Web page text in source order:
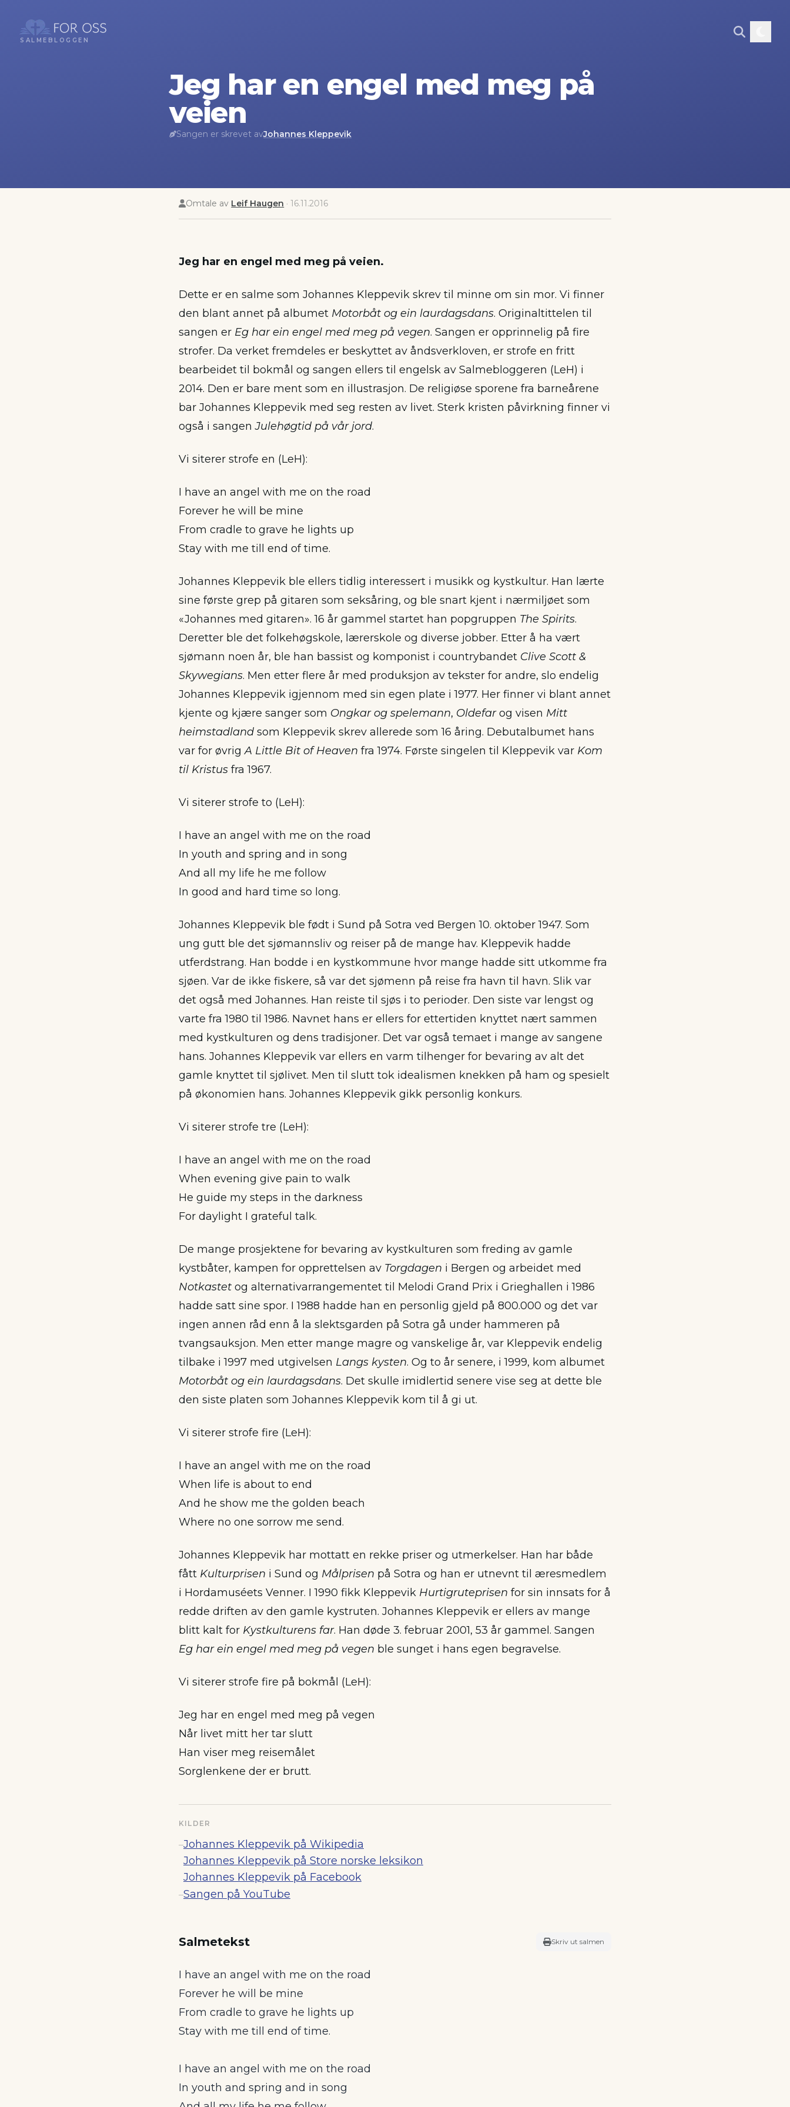
SALMEBLOGGEN
Jeg har en engel med meg på
veien
Sangen er skrevet avJohannes Kleppevik
Omtale av Leif Haugen ·16.11.2016
Jeg har en engel med meg på veien.
Dette er en salme som Johannes Kleppevik skrev til minne om sin mor. Vi finner
den blant annet på albumet Motorbåt og ein laurdagsdans. Originaltittelen til
sangen er Eg har ein engel med meg på vegen. Sangen er opprinnelig på fire
strofer. Da verket fremdeles er beskyttet av åndsverkloven, er strofe en fritt
bearbeidet til bokmål og sangen ellers til engelsk av Salmebloggeren (LeH) i
2014. Den er bare ment som en illustrasjon. De religiøse sporene fra barneårene
bar Johannes Kleppevik med seg resten av livet. Sterk kristen påvirkning finner vi
også i sangenJulehøgtid på vår jord.
Vi siterer strofe en (LeH):
I have an angel with me on the road
Forever he will be mine
From cradle to grave he lights up
Stay with me till end of time.
Johannes Kleppevik ble ellers tidlig interessert i musikk og kystkultur. Han lærte
sine første grep på gitaren som seksåring, og ble snart kjent i nærmiljøet som
«Johannes med gitaren». 16 år gammel startet han popgruppen The Spirits.
Deretter ble det folkehøgskole, lærerskole og diverse jobber. Etter å ha vært
sjømann noen år, ble han bassist og komponist i countrybandet Clive Scott &
Skywegians. Men etter flere år med produksjon av tekster for andre, slo endelig
Johannes Kleppevik igjennom med sin egen plate i 1977. Her finner vi blant annet
kjente og kjære sanger som Ongkar og spelemann, Oldefarog visen Mitt
heimstadland som Kleppevik skrev allerede som 16 åring. Debutalbumet hans
var for øvrigA Little Bit of Heaven fra 1974. Første singelen til Kleppevik var Kom
til Kristus fra 1967.
Vi siterer strofe to (LeH):
I have an angel with me on the road
In youth and spring and in song
And all my life he me follow
In good and hard time so long.
Johannes Kleppevik ble født i Sund på Sotra ved Bergen 10. oktober 1947. Som
ung gutt ble det sjømannsliv og reiser på de mange hav. Kleppevik hadde
utferdstrang. Han bodde i en kystkommune hvor mange hadde sitt utkomme fra
sjøen. Var de ikke fiskere, så var det sjømenn på reise fra havn til havn. Slik var
det også med Johannes. Han reiste til sjøs i to perioder. Den siste var lengst og
varte fra 1980 til 1986. Navnet hans er ellers for ettertiden knyttet nært sammen
med kystkulturen og dens tradisjoner. Det var også temaet i mange av sangene
hans. Johannes Kleppevik var ellers en varm tilhenger for bevaring av alt det
gamle knyttet til sjølivet. Men til slutt tok idealismen knekken på ham og spesielt
på økonomien hans. Johannes Kleppevik gikk personlig konkurs.
Vi siterer strofe tre (LeH):
I have an angel with me on the road
When evening give pain to walk
He guide my steps in the darkness
For daylight I grateful talk.
De mange prosjektene for bevaring av kystkulturen som freding av gamle
kystbåter, kampen for opprettelsen av Torgdagen i Bergen og arbeidet med
Notkastet og alternativarrangementet til Melodi Grand Prix i Grieghallen i 1986
hadde satt sine spor. I 1988 hadde han en personlig gjeld på 800.000 og det var
ingen annen råd enn å la slektsgarden på Sotra gå under hammeren på
tvangsauksjon. Men etter mange magre og vanskelige år, var Kleppevik endelig
tilbake i 1997 med utgivelsen Langs kysten. Og to år senere, i 1999, kom albumet
Motorbåt og ein laurdagsdans. Det skulle imidlertid senere vise seg at dette ble
den siste platen som Johannes Kleppevik kom til å gi ut.
Vi siterer strofe fire (LeH):
I have an angel with me on the road
When life is about to end
And he show me the golden beach
Where no one sorrow me send.
Johannes Kleppevik har mottatt en rekke priser og utmerkelser. Han har både
fått Kulturprisen i Sund og Målprisen på Sotra og han er utnevnt til æresmedlem
i Hordamuséets Venner. I 1990 fikk Kleppevik Hurtigruteprisen for sin innsats for å
redde driften av den gamle kystruten. Johannes Kleppevik er ellers av mange
blitt kalt for Kystkulturens far. Han døde 3. februar 2001, 53 år gammel. Sangen
Eg har ein engel med meg på vegen ble sunget i hans egen begravelse.
Vi siterer strofe fire på bokmål (LeH):
Jeg har en engel med meg på vegen
Når livet mitt her tar slutt
Han viser meg reisemålet
Sorglenkene der er brutt.
KILDER
–Johannes Kleppevik på Wikipedia
Johannes Kleppevik på Store norske leksikon
Johannes Kleppevik på Facebook
–Sangen på YouTube
Salmetekst Skriv ut salmen
I have an angel with me on the road
Forever he will be mine
From cradle to grave he lights up
Stay with me till end of time.
I have an angel with me on the road
In youth and spring and in song